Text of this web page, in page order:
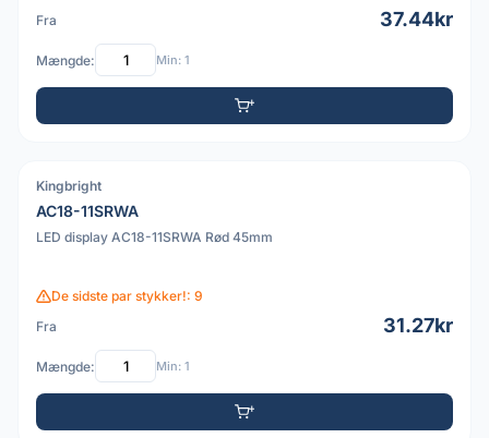
Fra
37.44kr
Mængde: Min: 1
PDF
Kingbright
AC18-11SRWA
LED display AC18-11SRWA Rød 45mm
De sidste par stykker!: 9
Fra
31.27kr
Mængde: Min: 1